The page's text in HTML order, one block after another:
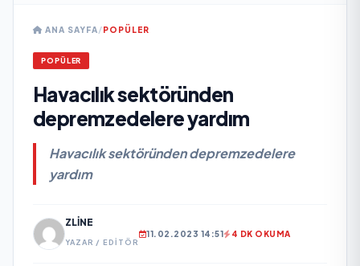
ANA SAYFA/POPÜLER
POPÜLER
Havacılık sektöründen
depremzedelere yardım
Havacılık sektöründen depremzedelere
yardım
ZLINE
YAZAR / EDITÖR
11.02.2023 14:51 4 DK OKUMA